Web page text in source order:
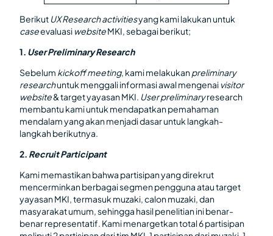
Berikut UX Researchactivitiesyang kami lakukan untuk
caseevaluasi websiteMKI, sebagai berikut;
1. User Preliminary Research
Sebelum kickoff meeting, kami melakukanpreliminary
researchuntuk menggali informasi awal mengenai visitor
website& target yayasan MKI. User preliminaryresearch
membantu kami untuk mendapatkan pemahaman
mendalam yang akan menjadi dasar untuk langkah-
langkah berikutnya.
2. Recruit Participant
Kami memastikan bahwa partisipan yang direkrut
mencerminkan berbagai segmen pengguna atau target
yayasan MKI, termasuk muzaki, calon muzaki, dan
masyarakat umum, sehingga hasil penelitian ini benar-
benar representatif. Kami menargetkan total 6 partisipan